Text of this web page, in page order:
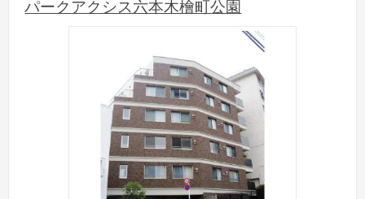
パークアクシス六本木檜町公園